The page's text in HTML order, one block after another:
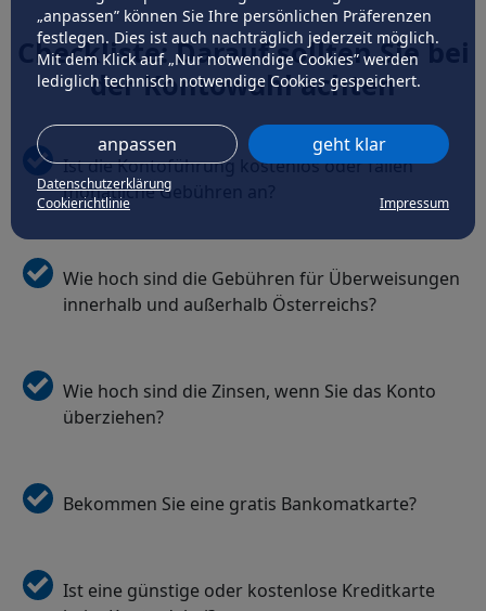
„anpassen” können Sie Ihre persönlichen Präferenzen
festlegen. Dies ist auch nachträglich jederzeit möglich.
Mit dem Klick auf „Nur notwendige Cookies” werden
lediglich technisch notwendige Cookies gespeichert.
anpassen geht klar
Datenschutzerklärung
Cookierichtlinie
Impressum
Checkliste: Darauf sollten Sie bei
der Kontowahl achten
Ist die Kontoführung kostenlos oder fallen
monatliche Gebühren an?
Wie hoch sind die Gebühren für Überweisungen
innerhalb und außerhalb Österreichs?
Wie hoch sind die Zinsen, wenn Sie das Konto
überziehen?
Bekommen Sie eine gratis Bankomatkarte?
Ist eine günstige oder kostenlose Kreditkarte